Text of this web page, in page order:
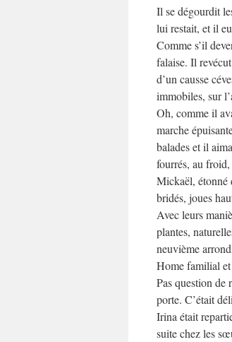
Il se dégourdit
lui restait, et il
Comme s’il
falaise. Il
d’un causse
immobiles, sur
Oh, comme il
marche
balades et il
fourrés, au froid,
Mickaël, étonné
bridés, joues
Avec leurs
plantes,
neuvième
Home familial
Pas question de
porte. C’était
Irina était
suite chez les